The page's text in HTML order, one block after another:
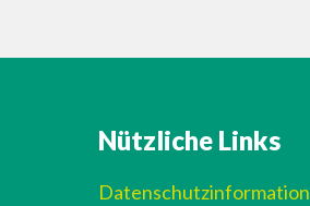
Nützliche Links
Datenschutzinformation